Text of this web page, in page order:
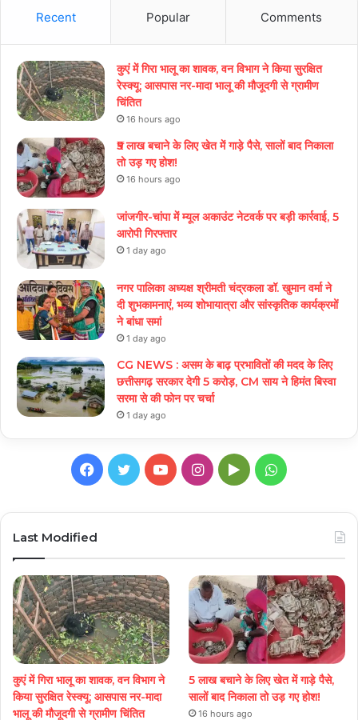
Recent Popular Comments
कुएं में गिरा भालू का शावक, वन विभाग ने किया सुरक्षित
रेस्क्यू; आसपास नर-मादा भालू की मौजूदगी से ग्रामीण
चिंतित
16 hours ago
₹5 लाख बचाने के लिए खेत में गाड़े पैसे, सालों बाद निकाला
तो उड़ गए होश!
16 hours ago
जांजगीर-चांपा में म्यूल अकाउंट नेटवर्क पर बड़ी कार्रवाई, 5
आरोपी गिरफ्तार
1 day ago
नगर पालिका अध्यक्ष श्रीमती चंद्रकला डॉ. खुमान वर्मा ने
दी शुभकामनाएं, भव्य शोभायात्रा और सांस्कृतिक कार्यक्रमों
ने बांधा समां
1 day ago
CG NEWS : असम के बाढ़ प्रभावितों की मदद के लिए
छत्तीसगढ़ सरकार देगी 5 करोड़, CM साय ने हिमंत बिस्वा
सरमा से की फोन पर चर्चा
1 day ago
Facebook
TwitterYouTubeInstagram
GoogleWhatsApp
Last Modified
कुएं में गिरा भालू का शावक, वन विभाग ने
किया सुरक्षित रेस्क्यू; आसपास नर-मादा
भालू की मौजूदगी से ग्रामीण चिंतित
5 लाख बचाने के लिए खेत में गाड़े पैसे,
सालों बाद निकाला तो उड़ गए होश!
16 hours ago